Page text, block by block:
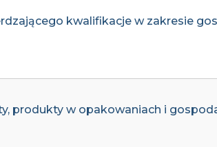
kwalifikacje w zakresie
produkty w opakowaniach i